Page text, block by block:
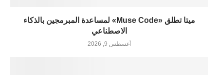
ميتا تطلق «Muse Code» لمساعدة المبرمجين بالذكاء
الاصطناعي
أغسطس 9, 2026